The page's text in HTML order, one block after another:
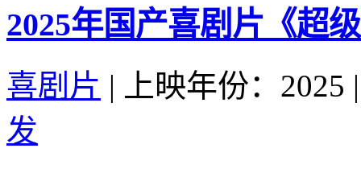
2025年国产喜剧片《超
喜剧片 | 上映年份：2025 |
发